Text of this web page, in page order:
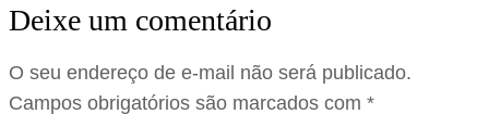
Deixe um comentário
O seu endereço de e-mail não será publicado.
Campos obrigatórios são marcados com *